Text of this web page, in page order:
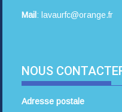
Mail: lavaurfc@orange.fr
NOUS
Adresse postale